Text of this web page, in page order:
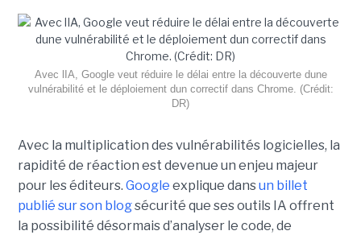
Avec lIA, Google veut réduire le délai entre la découverte dune
vulnérabilité et le déploiement dun correctif dans Chrome. (Crédit:
DR)
Avec la multiplication des vulnérabilités logicielles, la
rapidité de réaction est devenue un enjeu majeur
pour les éditeurs. Google explique dansun billet
publié sur son blogsécurité que ses outils IA offrent
la possibilité désormais d’analyser le code, de